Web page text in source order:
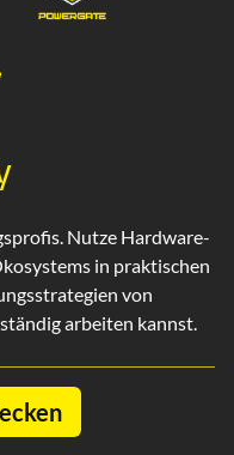
Nutze Hardware-
in praktischen
von
arbeiten kannst.